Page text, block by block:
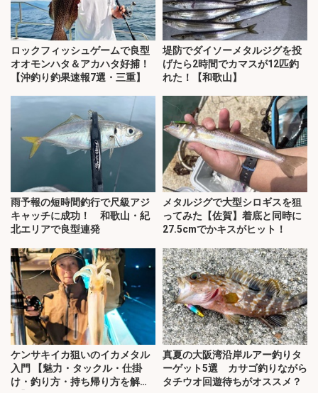
ロックフィッシュゲームで良型
オオモンハタ＆アカハタ好捕！
【沖釣り釣果速報7選・三重】
堤防でダイソーメタルジグを投
げたら2時間でカマスが12匹釣
れた！【和歌山】
雨予報の短時間釣行で尺級アジ
キャッチに成功！ 和歌山・紀
北エリアで良型連発
メタルジグで大型シロギスを狙
ってみた【佐賀】着底と同時に
27.5cmでかキスがヒット！
ケンサキイカ狙いのイカメタル
入門 【魅力・タックル・仕掛
け・釣り方・持ち帰り方を解
真夏の大阪湾沿岸ルアー釣りタ
ーゲット5選 カサゴ釣りながら
タチウオ回遊待ちがオススメ？